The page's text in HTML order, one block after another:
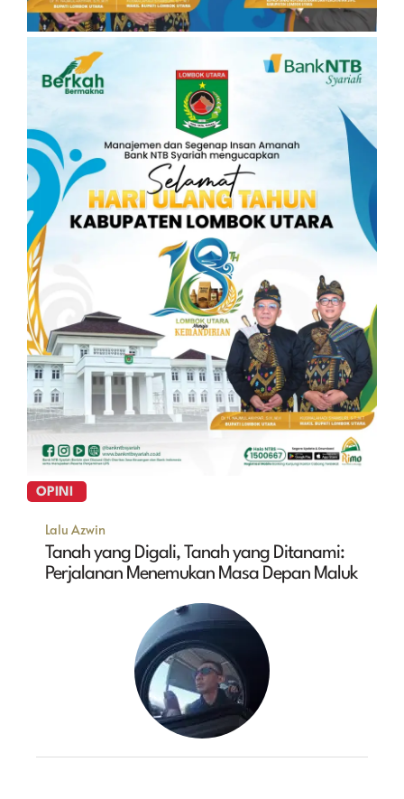
OPINI
Lalu Azwin
Tanah yang Digali, Tanah yang Ditanami:
Perjalanan Menemukan Masa Depan Maluk